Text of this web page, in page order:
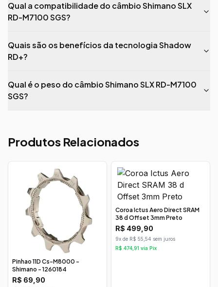
Qual a compatibilidade do câmbio Shimano SLX
RD-M7100 SGS?
Quais são os benefícios da tecnologia Shadow
RD+?
Qual é o peso do câmbio Shimano SLX RD-M7100
SGS?
Produtos Relacionados
Pinhao 11D Cs-M8000 -
Shimano - 1260184
R$ 69,90
Coroa Ictus Aero Direct SRAM
38 d Offset 3mm Preto
R$ 499,90
9x de R$ 55,54 sem juros
R$ 474,91 via Pix